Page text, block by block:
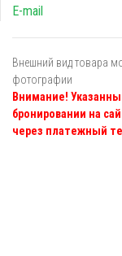
E-mail
Внешний вид товара
фотографии
Внимание!
бронировании на
через платежный